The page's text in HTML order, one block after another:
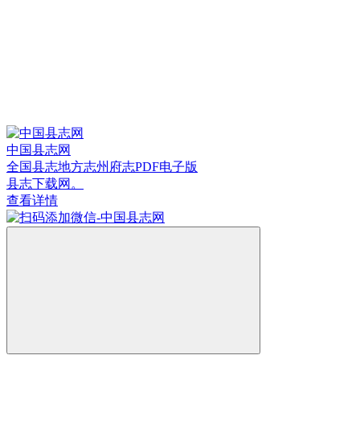
中国县志网
全国县志地方志州府志PDF电子版
县志下载网。
查看详情